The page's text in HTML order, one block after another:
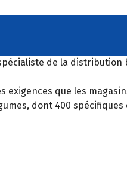
de la
que les
dont 400